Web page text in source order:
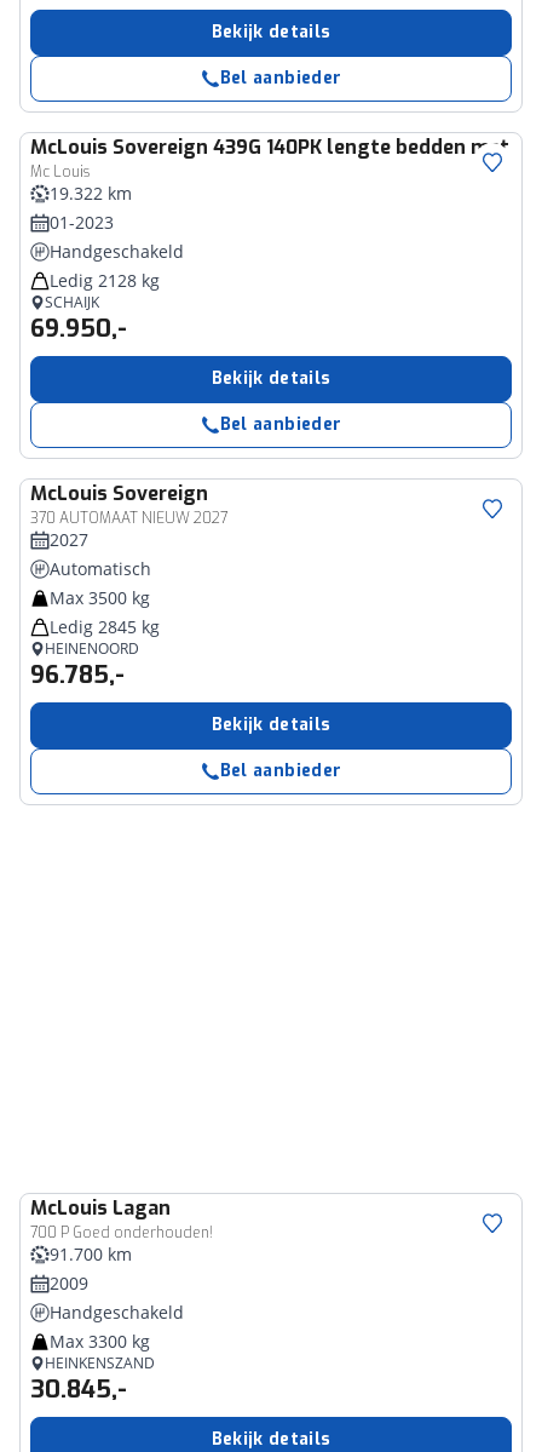
Bekijk details
Bel aanbieder
McLouis Sovereign 439G 140PK lengte bedden met
Mc Louis
19.322 km
01-2023
Handgeschakeld
Ledig 2128 kg
SCHAIJK
69.950,-
Bekijk details
Bel aanbieder
McLouis Sovereign
370 AUTOMAAT NIEUW 2027
2027
Automatisch
Max 3500 kg
Ledig 2845 kg
HEINENOORD
96.785,-
Bekijk details
Bel aanbieder
McLouis Lagan
700 P Goed onderhouden!
91.700 km
2009
Handgeschakeld
Max 3300 kg
HEINKENSZAND
30.845,-
Bekijk details